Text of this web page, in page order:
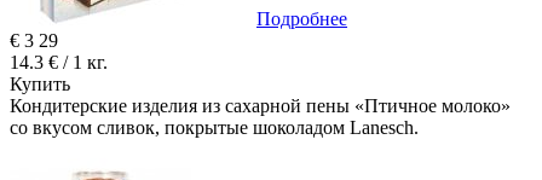
Подробнее
€ 3 29
14.3 € / 1 кг.
Купить
Кондитерские изделия из сахарной пены «Птичное молоко»
со вкусом сливок, покрытые шоколадом Lanesch.